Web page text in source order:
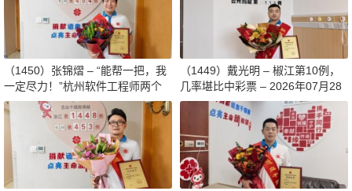
（1450）张锦熠 – “能帮一把，我
一定尽力！”杭州软件工程师两个
月减重13斤赴生命之约 – 2026年0
8月03日
（1449）戴光明 – 椒江第10例，
几率堪比中彩票 – 2026年07月28
日